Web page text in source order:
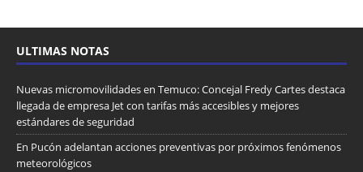
ULTIMAS NOTAS
Nuevas micromovilidades en Temuco: Concejal Fredy Cartes destaca
llegada de empresa Jet con tarifas más accesibles y mejores
estándares de seguridad
En Pucón adelantan acciones preventivas por próximos fenómenos
meteorológicos